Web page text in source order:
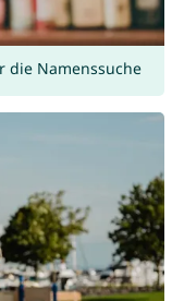
die Namenssuche